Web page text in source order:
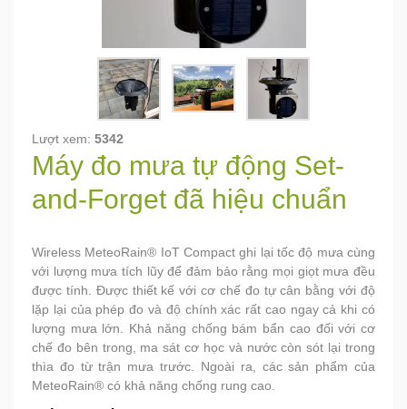
Lượt xem: 5342
Máy đo mưa tự động Set-
and-Forget đã hiệu chuẩn
Wireless MeteoRain® IoT Compact ghi lại tốc độ mưa cùng
với lượng mưa tích lũy để đảm bảo rằng mọi giọt mưa đều
được tính. Được thiết kế với cơ chế đo tự cân bằng với độ
lặp lại của phép đo và độ chính xác rất cao ngay cả khi có
lượng mưa lớn. Khả năng chống bám bẩn cao đối với cơ
chế đo bên trong, ma sát cơ học và nước còn sót lại trong
thìa đo từ trận mưa trước. Ngoài ra, các sản phẩm của
MeteoRain® có khả năng chống rung cao.